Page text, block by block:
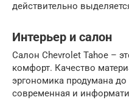
действительно
Интерьер и салон
Салон Chevrolet Tahoe –
комфорт. Качество
эргономика продумана
современная и